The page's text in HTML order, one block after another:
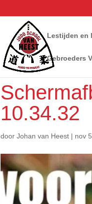
Lestijden en
Gebroeders
10.34.32
doorJohan van Heest | nov